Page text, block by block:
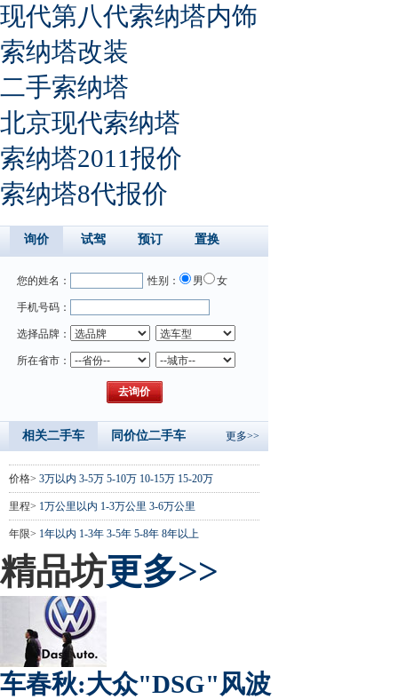
现代第八代索纳塔内饰
索纳塔改装
二手索纳塔
北京现代索纳塔
索纳塔2011报价
索纳塔8代报价
询价 试驾 预订 置换
您的姓名： 性别： 男 女
手机号码：
选择品牌：
所在省市：
相关二手车 同价位二手车 更多>>
价格> 3万以内 3-5万 5-10万 10-15万 15-20万
里程> 1万公里以内 1-3万公里 3-6万公里
年限> 1年以内 1-3年 3-5年 5-8年 8年以上
精品坊更多>>
车春秋:大众"DSG"风波